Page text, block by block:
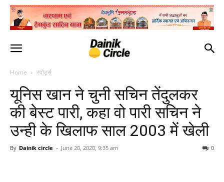
Home स्पोर्ट्स
यूनिस खान ने चुनी सचिन तेंदुलकर
की बेस्ट पारी, कहा वो पारी सचिन ने
उन्ही के खिलाफ साल 2003 में खेली
By Dainik circle - June 20, 2020, 9:35 am 0